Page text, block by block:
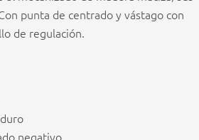
punta de centrado y vástago con
de regulación.
negativo